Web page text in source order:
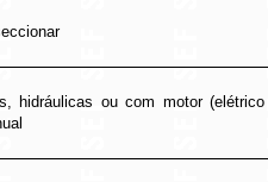
hidráulicas ou com motor